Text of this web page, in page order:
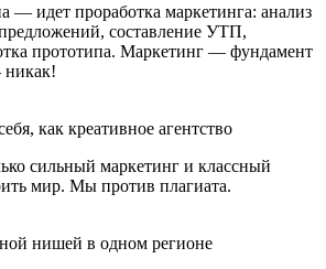
— идет проработка маркетинга: анализ
составление УТП,
прототипа. Маркетинг — фундамент
никак!
как креативное агентство
сильный маркетинг и классный
мир. Мы против плагиата.
нишей в одном регионе